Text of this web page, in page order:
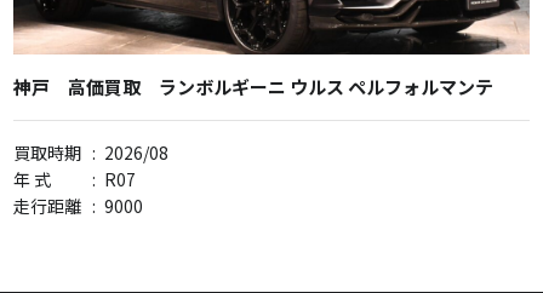
神戸 高価買取 ランボルギーニ ウルス ペルフォルマンテ
買取時期 : 2026/08
年 式
: R07
走行距離 : 9000